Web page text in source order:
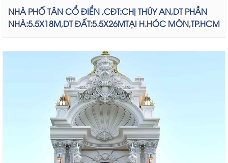
NHÀ PHỐ TÂN CỔ ĐIỂN ,CĐT:CHỊ THÚY AN,DT PHẦN
NHÀ:5.5X18M,DT ĐẤT:5.5X26MTẠI H.HÓC MÔN,TP.HCM